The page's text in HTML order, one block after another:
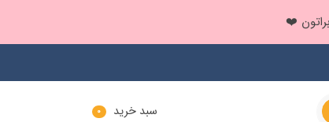
سبد خرید 0